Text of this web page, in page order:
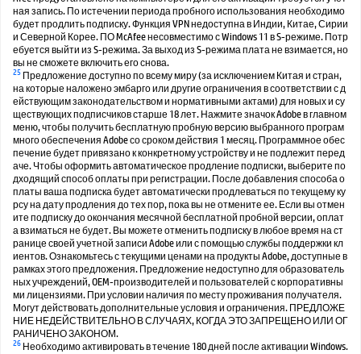
ная запись. По истечении периода пробного использования необходимо
будет продлить подписку. Функция VPN недоступна в Индии, Китае, Сирии
и Северной Корее. ПО McAfee несовместимо с Windows 11 в S-режиме. Потр
ебуется выйти из S-режима. За выход из S-режима плата не взимается, но
вы не сможете включить его снова.
25 Предложение доступно по всему миру (за исключением Китая и стран,
на которые наложено эмбарго или другие ограничения в соответствии с д
ействующим законодательством и нормативными актами) для новых и су
ществующих подписчиков старше 18 лет. Нажмите значок Adobe в главном
меню, чтобы получить бесплатную пробную версию выбранного програм
много обеспечения Adobe со сроком действия 1 месяц. Программное обес
печение будет привязано к конкретному устройству и не подлежит перед
аче. Чтобы оформить автоматическое продление подписки, выберите по
дходящий способ оплаты при регистрации. После добавления способа о
платы ваша подписка будет автоматически продлеваться по текущему ку
рсу на дату продления до тех пор, пока вы не отмените ее. Если вы отмен
ите подписку до окончания месячной бесплатной пробной версии, оплат
а взиматься не будет. Вы можете отменить подписку в любое время на ст
ранице своей учетной записи Adobe или с помощью службы поддержки кл
иентов. Ознакомьтесь с текущими ценами на продукты Adobe, доступные в
рамках этого предложения. Предложение недоступно для образователь
ных учреждений, OEM-производителей и пользователей с корпоративны
ми лицензиями. При условии наличия по месту проживания получателя.
Могут действовать дополнительные условия и ограничения. ПРЕДЛОЖЕ
НИЕ НЕДЕЙСТВИТЕЛЬНО В СЛУЧАЯХ, КОГДА ЭТО ЗАПРЕЩЕНО ИЛИ ОГ
РАНИЧЕНО ЗАКОНОМ.
26 Необходимо активировать в течение 180 дней после активации Windows.